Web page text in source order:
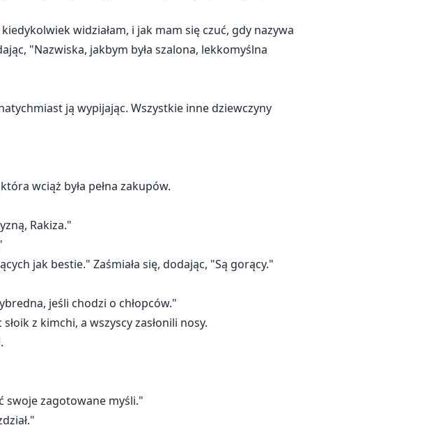
widziałam, i jak mam się czuć, gdy nazywa
"Nazwiska, jakbym była szalona, lekkomyślna
ją wypijając. Wszystkie inne dziewczyny
wciąż była pełna zakupów.
Rakiza."
jak bestie." Zaśmiała się, dodając, "Są gorący."
jeśli chodzi o chłopców."
z kimchi, a wszyscy zasłonili nosy.
swoje zagotowane myśli."